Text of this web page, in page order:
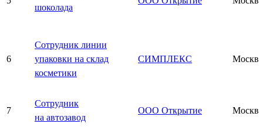
шоколада
6
Сотрудник линии
упаковки на склад
косметики
СИМПЛЕКС Москва
7
Сотрудник
на автозавод
ООО Открытие Москва